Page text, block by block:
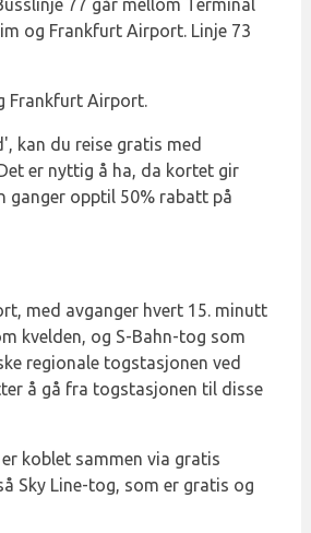
77 går mellom Terminal
og Frankfurt Airport. Linje 73
Frankfurt Airport.
kan du reise gratis med
er nyttig å ha, da kortet gir
ganger opptil 50% rabatt på
med avganger hvert 15. minutt
kvelden, og S-Bahn-tog som
regionale togstasjonen ved
å gå fra togstasjonen til disse
koblet sammen via gratis
Sky Line-tog, som er gratis og